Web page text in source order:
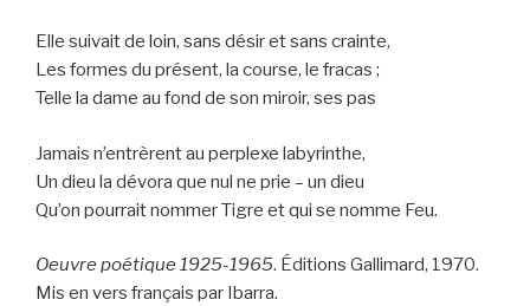
Elle suivait de loin, sans désir et sans crainte,
Les formes du présent, la course, le fracas ;
Telle la dame au fond de son miroir, ses pas
Jamais n’entrèrent au perplexe labyrinthe,
Un dieu la dévora que nul ne prie – un dieu
Qu’on pourrait nommer Tigre et qui se nomme Feu.
Oeuvre poétique 1925-1965. Éditions Gallimard, 1970.
Mis en vers français par Ibarra.